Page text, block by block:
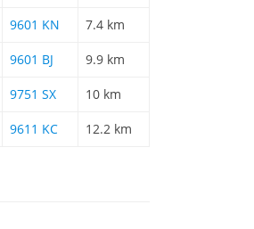
9601 KN 7.4 km
9601 BJ 9.9 km
9751 SX 10 km
9611 KC 12.2 km